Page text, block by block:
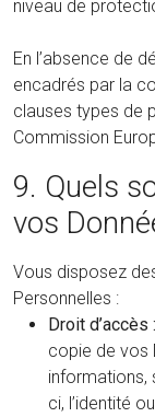
niveau de
En l’absence de
encadrés par la
clauses types de
Commission
9. Quels
vos
Vous disposez
Personnelles :
Droit d’accès :
copie de vos
informations,
ci, l’identité